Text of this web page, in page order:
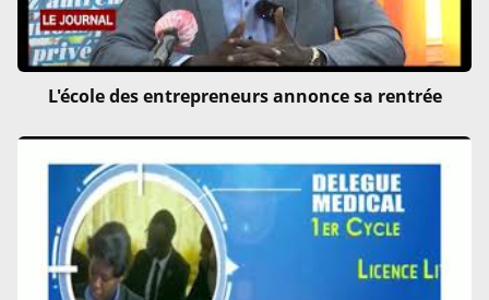
L'école des entrepreneurs annonce sa rentrée